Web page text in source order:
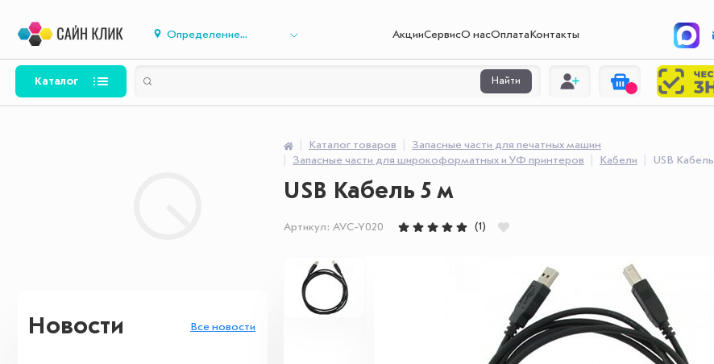
Определение... АкцииСервисО насОплата Контакты
Каталог Найти
Новости Все новости
Каталог товаров
Запасные части для печатных машин
Запасные части для широкоформатных и УФ принтеров
Кабели USB
USB Кабель 5 м
Артикул: AVC-Y020 (1)